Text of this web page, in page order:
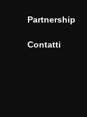
Partnership
Contatti